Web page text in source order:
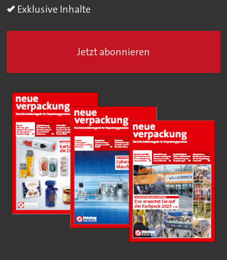
Exklusive Inhalte
Jetzt abonnieren